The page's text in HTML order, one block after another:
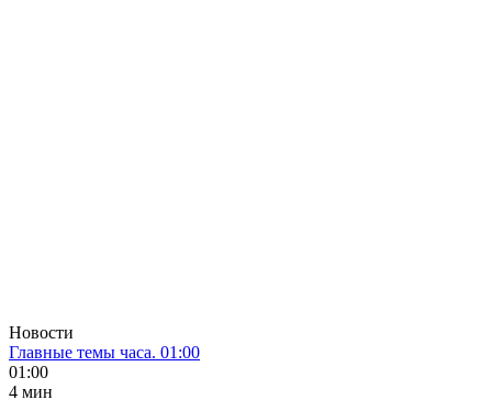
Новости
Главные темы часа. 01:00
01:00
4 мин